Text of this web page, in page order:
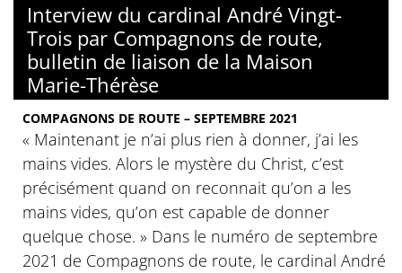
Interview du cardinal André Vingt-
Trois par Compagnons de route,
bulletin de liaison de la Maison
Marie-Thérèse
COMPAGNONS DE ROUTE – SEPTEMBRE 2021
« Maintenant je n’ai plus rien à donner, j’ai les
mains vides. Alors le mystère du Christ, c’est
précisément quand on reconnait qu’on a les
mains vides, qu’on est capable de donner
quelque chose. » Dans le numéro de septembre
2021 de Compagnons de route, le cardinal André